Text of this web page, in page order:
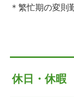
＊繁忙期の変則
休日・休暇